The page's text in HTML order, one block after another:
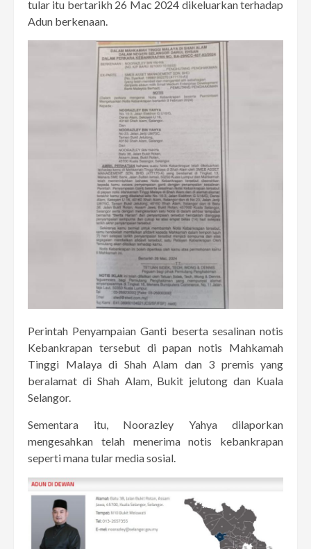
tular itu bertarikh 26 Mac 2024 dikeluarkan terhadap
Adun berkenaan.
Perintah Penyampaian Ganti beserta sesalinan notis
Kebankrapan tersebut di papan notis Mahkamah
Tinggi Malaya di Shah Alam dan 3 premis yang
beralamat di Shah Alam, Bukit jelutong dan Kuala
Selangor.
Sementara itu, Noorazley Yahya dilaporkan
mengesahkan telah menerima notis kebankrapan
seperti mana tular media sosial.